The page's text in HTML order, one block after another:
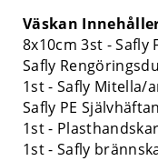
Väskan
8x10cm 3st -
Safly
1st - Safly Mitella/
Safly PE
1st -
1st - Safly